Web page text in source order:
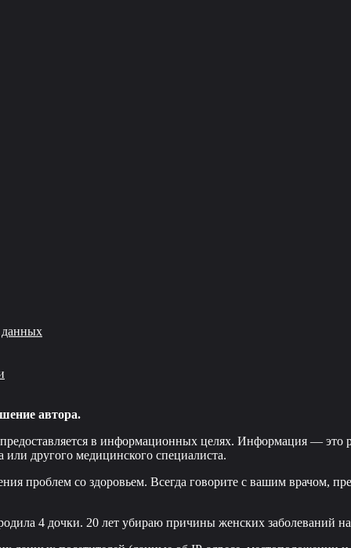
данных
автора.
в информационных целях. Информация — это
другого медицинского специалиста.
проблем со здоровьем. Всегда говорите с вашим врачом,
4 дочки. 20 лет убираю причины женских заболеваний